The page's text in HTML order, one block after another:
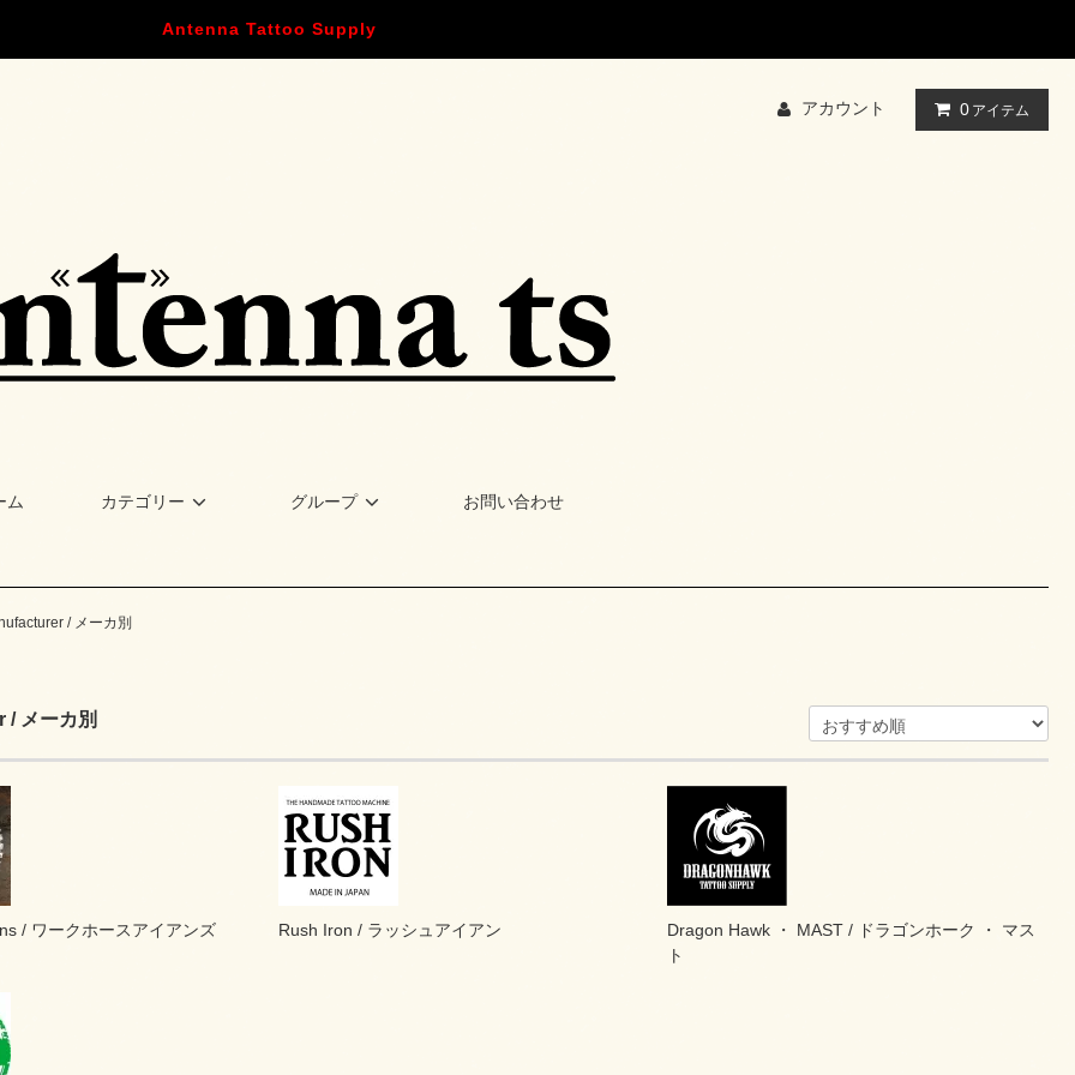
Antenna Tattoo Supply
アカウント 0 アイテム
ム カテゴリー グループ お問い合わせ
/ メーカ別
メーカ別
/ ワークホースアイアンズ Rush Iron / ラッシュアイアン
Dragon Hawk ・ MAST / ドラゴンホーク ・ マス
ト